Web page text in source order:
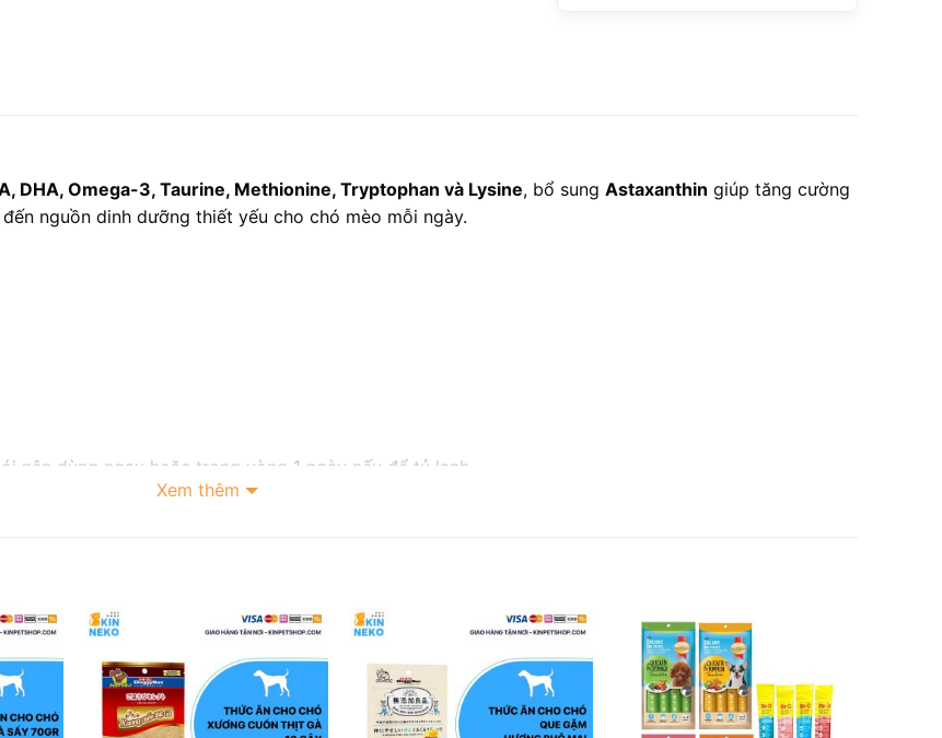
DHA, Omega-3, Taurine, Methionine, Tryptophan và Lysine, bổ sung Astaxanthin giúp tăng cường
nguồn dinh dưỡng thiết yếu cho chó mèo mỗi ngày.
nên dùng ngay hoặc trong vòng 1 ngày nếu để tủ lạnh
Xem thêm